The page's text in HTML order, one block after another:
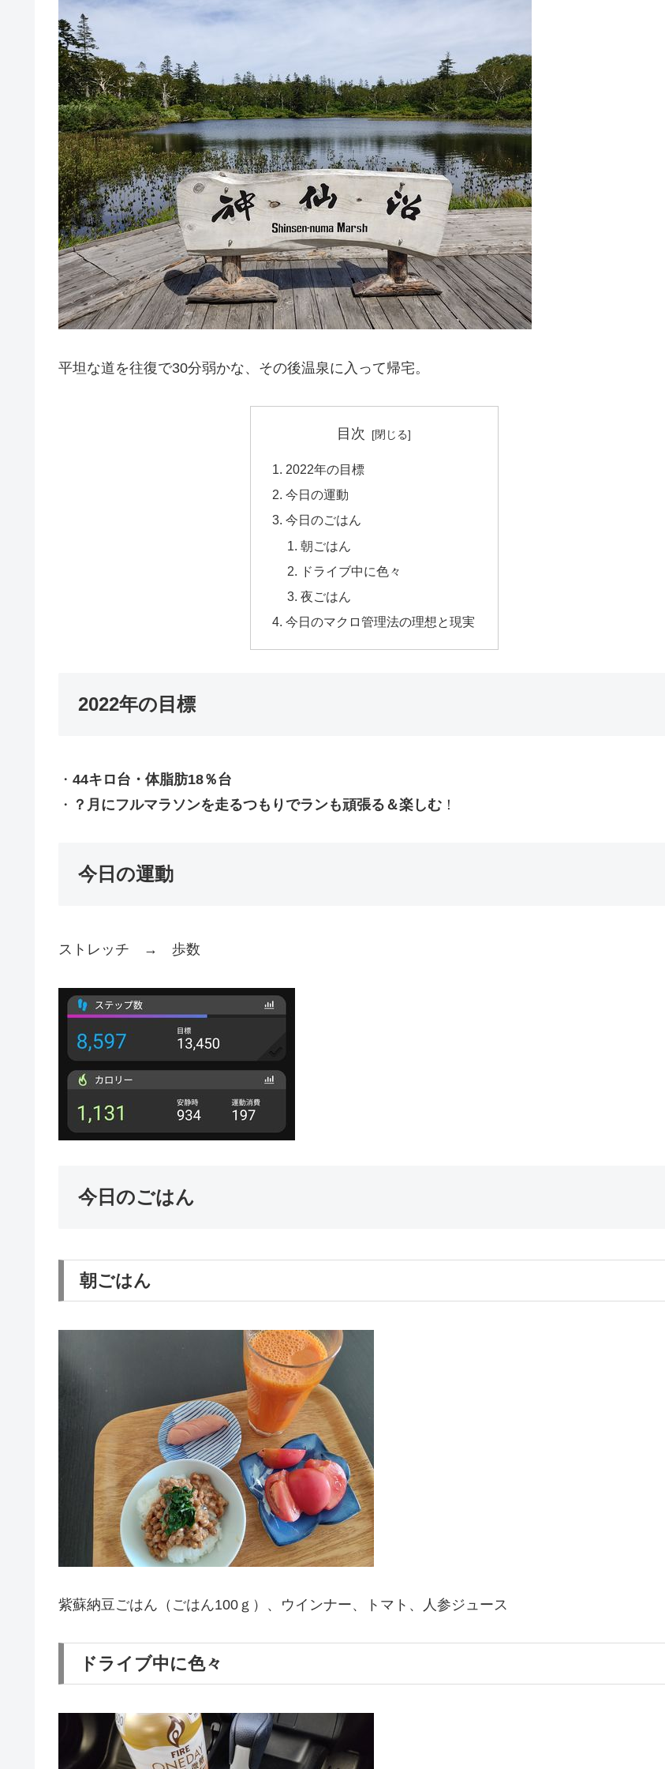
平坦な道を往復で30分弱かな、その後温泉に入って帰宅。
目次
2022年の目標
今日の運動
今日のごはん
朝ごはん
ドライブ中に色々
夜ごはん
今日のマクロ管理法の理想と現実
2022年の目標
・ 44キロ台・体脂肪18％台
・ ？月にフルマラソンを走るつもりでランも頑張る＆楽しむ ！
今日の運動
ストレッチ → 歩数
今日のごはん
朝ごはん
紫蘇納豆ごはん（ごはん100ｇ）、ウインナー、トマト、人参ジュース
ドライブ中に色々